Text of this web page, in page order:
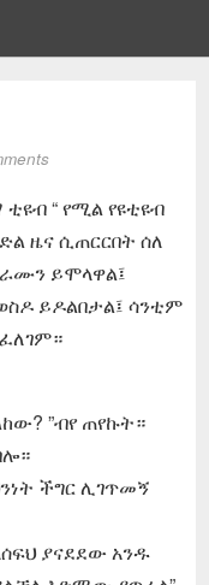
ቲዩብ “ የሚል የዩቲዩብ
ዜና ሲጠርርበት ሰለ
ይሞላዋል፤
ይዶልበታል፤ ሳንቲም
”ብየ ጠየኩት።
ችግር ሊገጥመኝ
ያናደደው አንዱ